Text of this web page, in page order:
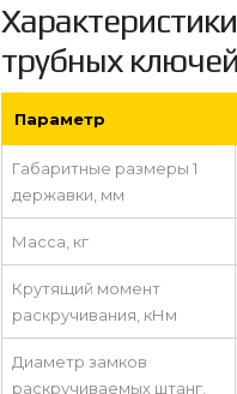
трубных
Параметр
Габаритные размеры 1
державки, мм
Масса, кг
Крутящий момент
раскручивания, кНм
Диаметр замков
раскручиваемых штанг,